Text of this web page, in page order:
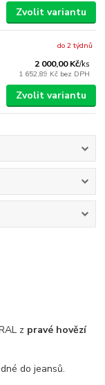
Zvolit variantu
2 000,00 Kč/ks
1 652,89 Kč bez DPH
do 2 týdnů
Zvolit variantu
z pravé hovězí
do jeansů.